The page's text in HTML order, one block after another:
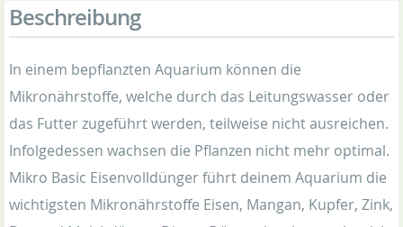
Beschreibung
In einem bepflanzten Aquarium können die
Mikronährstoffe, welche durch das Leitungswasser oder
das Futter zugeführt werden, teilweise nicht ausreichen.
Infolgedessen wachsen die Pflanzen nicht mehr optimal.
Mikro Basic Eisenvolldünger führt deinem Aquarium die
wichtigsten Mikronährstoffe Eisen, Mangan, Kupfer, Zink,